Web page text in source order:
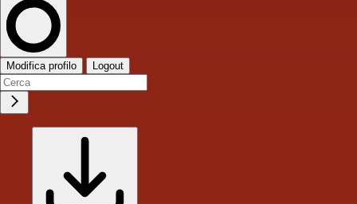
Modifica profilo Logout